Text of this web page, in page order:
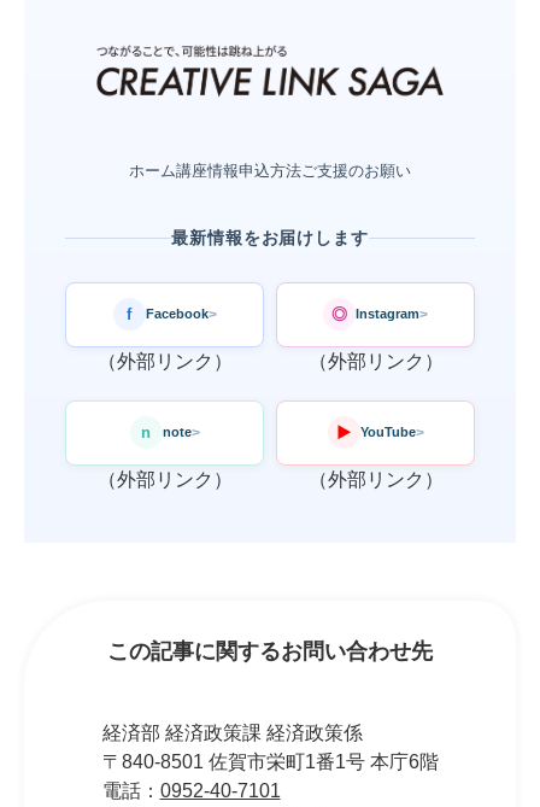
ホーム講座情報申込方法 ご支援のお願い
最新情報をお届けします
f Facebook>
（外部リンク）
◎ Instagram>
（外部リンク）
n note>
（外部リンク）
▶ YouTube>
（外部リンク）
この記事に関するお問い合わせ先
経済部 経済政策課 経済政策係
〒840-8501 佐賀市栄町1番1号 本庁6階
電話： 0952-40-7101